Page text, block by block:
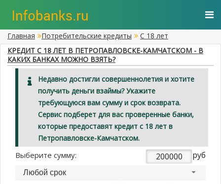
Главная Потребительские кредиты
С 18 лет
КРЕДИТ С 18 ЛЕТ В ПЕТРОПАВЛОВСКЕ-КАМЧАТСКОМ - В
КАКИХ БАНКАХ МОЖНО ВЗЯТЬ?
Недавно достигли совершеннолетия и хотите
получить деньги взаймы? Укажите
требующуюся вам сумму и срок возврата.
Сервис подберет для вас проверенные банки,
которые предоставят кредит с 18 лет в
Петропавловске-Камчатском.
Выберите сумму: руб
Любой срок